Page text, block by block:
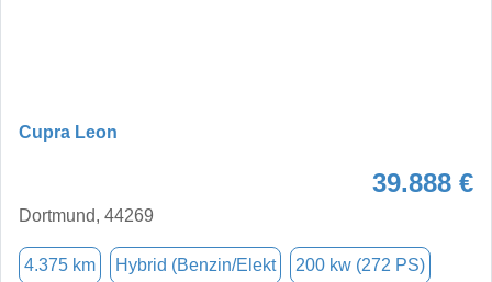
Cupra Leon
39.888 €
Dortmund, 44269
4.375 km Hybrid (Benzin/Elekt 200 kw (272 PS)